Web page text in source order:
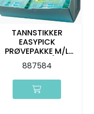
TANNSTIKKER
EASYPICK
PRØVEPAKKE M/L
2X200 STK BLÅ TEPE
887584